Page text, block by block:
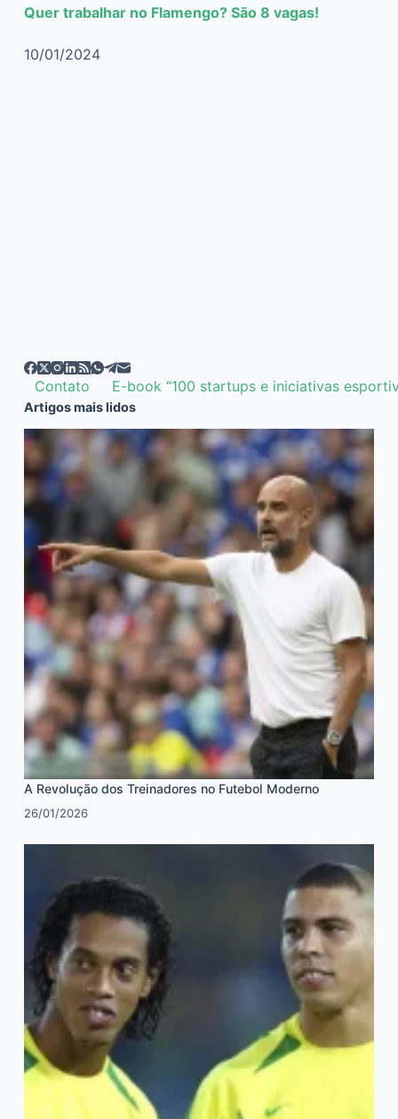
Quer trabalhar no Flamengo? São 8 vagas!
10/01/2024
Contato E-book “100 startups e iniciativas
Artigos mais lidos
A Revolução dos Treinadores no Futebol Moderno
26/01/2026